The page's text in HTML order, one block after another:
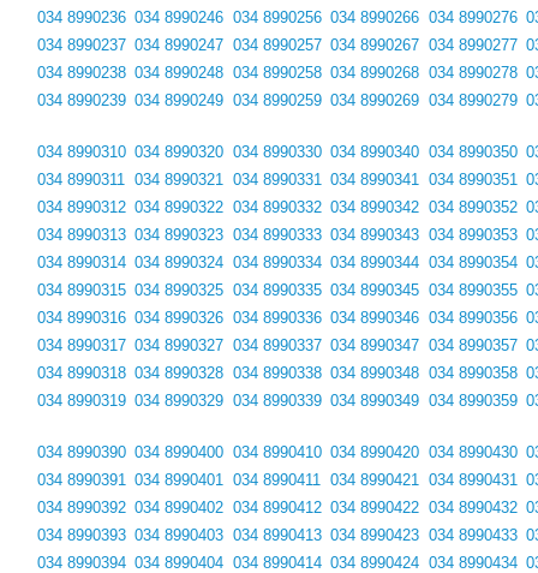
034 8990236
034 8990237
034 8990238
034 8990239
034 8990246
034 8990247
034 8990248
034 8990249
034 8990256
034 8990257
034 8990258
034 8990259
034 8990266
034 8990267
034 8990268
034 8990269
034 8990276
034 8990277
034 8990278
034 8990279
034 8990310
034 8990311
034 8990312
034 8990313
034 8990314
034 8990315
034 8990316
034 8990317
034 8990318
034 8990319
034 8990320
034 8990321
034 8990322
034 8990323
034 8990324
034 8990325
034 8990326
034 8990327
034 8990328
034 8990329
034 8990330
034 8990331
034 8990332
034 8990333
034 8990334
034 8990335
034 8990336
034 8990337
034 8990338
034 8990339
034 8990340
034 8990341
034 8990342
034 8990343
034 8990344
034 8990345
034 8990346
034 8990347
034 8990348
034 8990349
034 8990350
034 8990351
034 8990352
034 8990353
034 8990354
034 8990355
034 8990356
034 8990357
034 8990358
034 8990359
034 8990390
034 8990391
034 8990392
034 8990393
034 8990394
034 8990400
034 8990401
034 8990402
034 8990403
034 8990404
034 8990410
034 8990411
034 8990412
034 8990413
034 8990414
034 8990420
034 8990421
034 8990422
034 8990423
034 8990424
034 8990430
034 8990431
034 8990432
034 8990433
034 8990434